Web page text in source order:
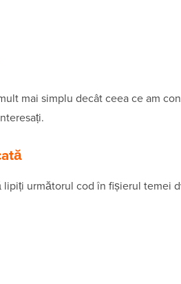
mai simplu decât ceea ce am
lipiți următorul cod în fișierul temei